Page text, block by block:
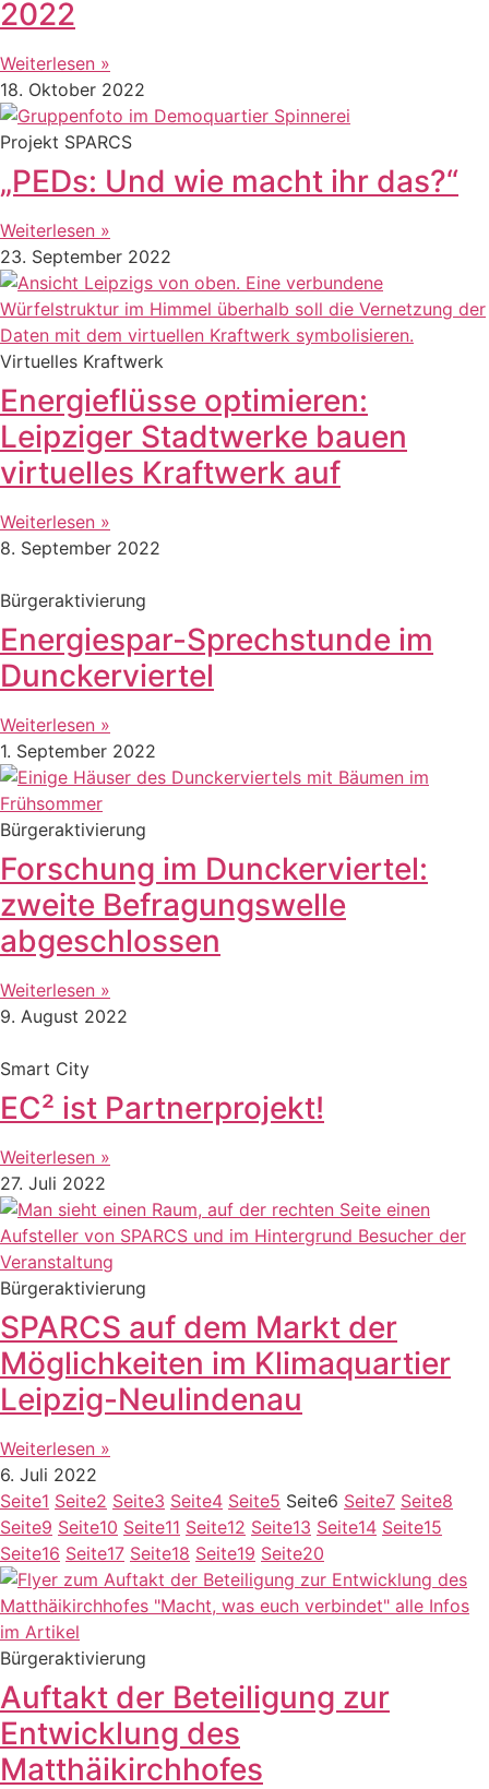
2022
Weiterlesen »
18. Oktober 2022
Projekt SPARCS
„PEDs: Und wie macht ihr das?“
Weiterlesen »
23. September 2022
Virtuelles Kraftwerk
Energieflüsse optimieren:
Leipziger Stadtwerke bauen
virtuelles Kraftwerk auf
Weiterlesen »
8. September 2022
Bürgeraktivierung
Energiespar-Sprechstunde im
Dunckerviertel
Weiterlesen »
1. September 2022
Bürgeraktivierung
Forschung im Dunckerviertel:
zweite Befragungswelle
abgeschlossen
Weiterlesen »
9. August 2022
Smart City
EC² ist Partnerprojekt!
Weiterlesen »
27. Juli 2022
Bürgeraktivierung
SPARCS auf dem Markt der
Möglichkeiten im Klimaquartier
Leipzig-Neulindenau
Weiterlesen »
6. Juli 2022
Seite1 Seite2 Seite3 Seite4 Seite5 Seite6 Seite7 Seite8
Seite9 Seite10 Seite11 Seite12 Seite13 Seite14 Seite15
Seite16 Seite17 Seite18 Seite19 Seite20
Bürgeraktivierung
Auftakt der Beteiligung zur
Entwicklung des
Matthäikirchhofes